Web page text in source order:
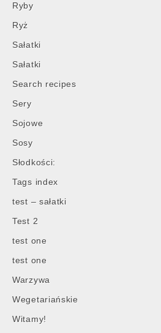
Ryby
Ryż
Sałatki
Sałatki
Search recipes
Sery
Sojowe
Sosy
Słodkości:
Tags index
test – sałatki
Test 2
test one
test one
Warzywa
Wegetariańskie
Witamy!